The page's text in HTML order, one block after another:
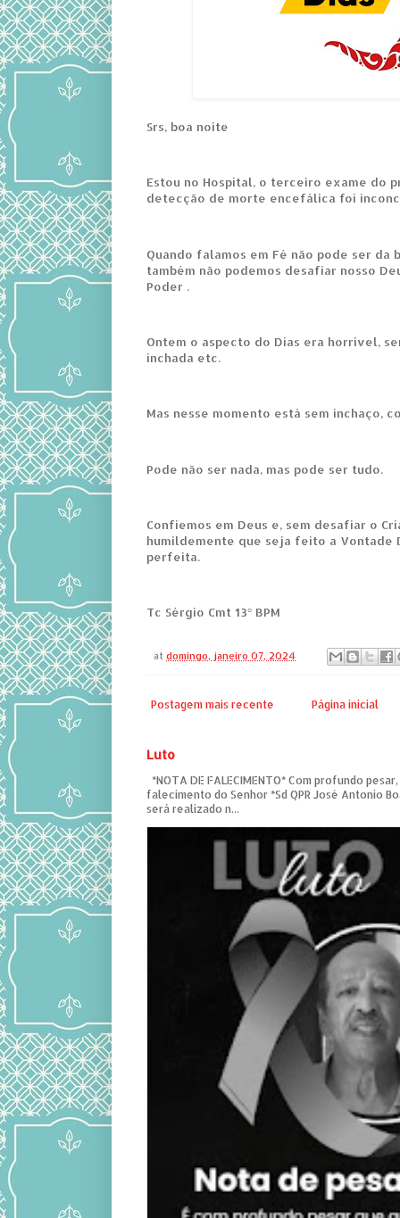
Srs, boa noite
Estou no Hospital, o terceiro exame do
detecção de morte encefálica foi
Quando falamos em Fé não pode ser da
também não podemos desafiar nosso
Poder .
Ontem o aspecto do Dias era horrível,
inchada etc.
Mas nesse momento está sem inchaço,
Pode não ser nada, mas pode ser tudo.
Confiemos em Deus e, sem desafiar o
humildemente que seja feito a Vontade
perfeita.
Tc Sérgio Cmt 13° BPM
atdomingo, janeiro 07, 2024
Postagem mais recente Página inicial
Luto
*NOTA DE FALECIMENTO* Com profundo
falecimento do Senhor *Sd QPR José Antonio
será realizado n...